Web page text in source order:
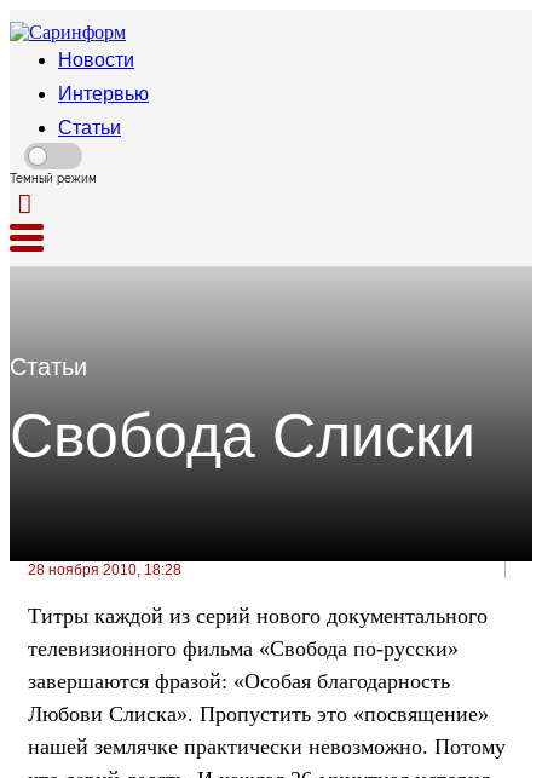
Новости
Интервью
Статьи
Темный режим
Статьи
Свобода Слиски
28 ноября 2010, 18:28
Титры каждой из серий нового документального
телевизионного фильма «Свобода по-русски»
завершаются фразой: «Особая благодарность
Любови Слиска». Пропустить это «посвящение»
нашей землячке практически невозможно. Потому